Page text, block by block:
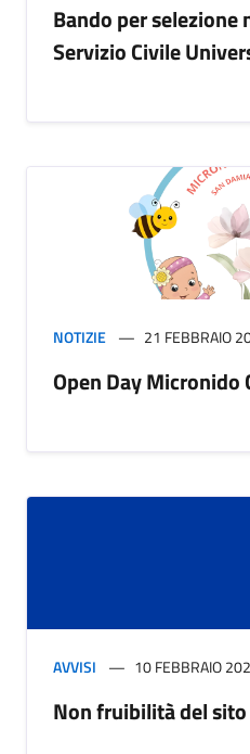
Bando per selezione
Servizio Civile
NOTIZIE 21 FEBBRAIO
Open Day Micronido
AVVISI 10 FEBBRAIO
Non fruibilità del sito